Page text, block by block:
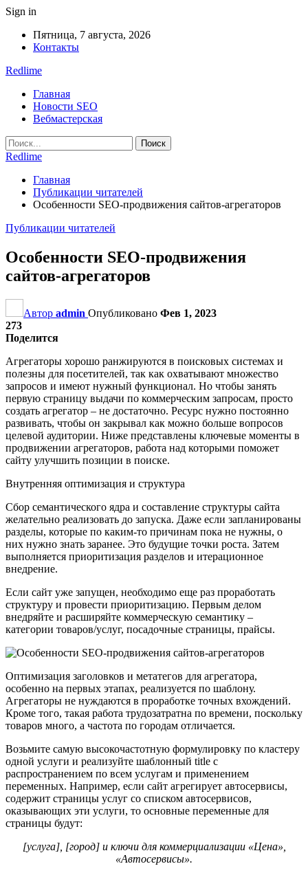
Sign in
Пятница, 7 августа, 2026
Контакты
Redlime
Главная
Новости SEO
Вебмастерская
Redlime
Главная
Публикации читателей
Особенности SEO-продвижения сайтов-агрегаторов
Публикации читателей
Особенности SEO-продвижения
сайтов-агрегаторов
Автор admin Опубликовано Фев 1, 2023
273
Поделится
Агрегаторы хорошо ранжируются в поисковых системах и
полезны для посетителей, так как охватывают множество
запросов и имеют нужный функционал. Но чтобы занять
первую страницу выдачи по коммерческим запросам, просто
создать агрегатор – не достаточно. Ресурс нужно постоянно
развивать, чтобы он закрывал как можно больше вопросов
целевой аудитории. Ниже представлены ключевые моменты в
продвижении агрегаторов, работа над которыми поможет
сайту улучшить позиции в поиске.
Внутренняя оптимизация и структура
Сбор семантического ядра и составление структуры сайта
желательно реализовать до запуска. Даже если запланированы
разделы, которые по каким-то причинам пока не нужны, о
них нужно знать заранее. Это будущие точки роста. Затем
выполняется приоритизация разделов и итерационное
внедрение.
Если сайт уже запущен, необходимо еще раз проработать
структуру и провести приоритизацию. Первым делом
внедряйте и расширяйте коммерческую семантику –
категории товаров/услуг, посадочные страницы, прайсы.
Оптимизация заголовков и метатегов для агрегатора,
особенно на первых этапах, реализуется по шаблону.
Агрегаторы не нуждаются в проработке точных вхождений.
Кроме того, такая работа трудозатратна по времени, поскольку
товаров много, а частота по городам отличается.
Возьмите самую высокочастотную формулировку по кластеру
одной услуги и реализуйте шаблонный title с
распространением по всем услугам и применением
переменных. Например, если сайт агрегирует автосервисы,
содержит страницы услуг со списком автосервисов,
оказывающих эти услуги, то основные переменные для
страницы будут:
[услуга], [город] и ключи для коммерциализации «Цена»,
«Автосервисы».